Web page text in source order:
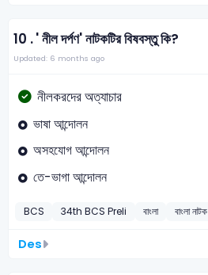
10 .' নীল দর্পণ' নাটকটির বিষবস্তু কি?
Updated: 6 months ago
নীলকরদের অত্যাচার
ভাষা আন্দোলন
অসহযোগ আন্দোলন
তে-ভাগা আন্দোলন
BCS 34th BCS Preli বাংলা বাংলা নাটক
Des